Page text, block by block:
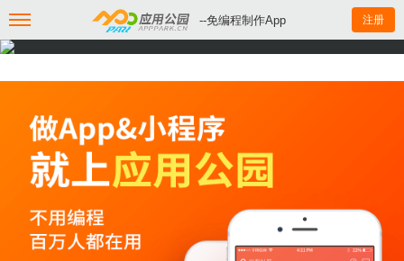
--免编程制作App 注册